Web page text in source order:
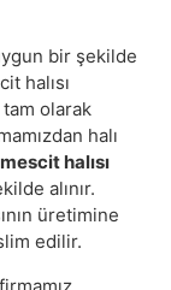
bir şekilde
halısı
tam olarak
halı
mescit halısı
alınır.
üretimine
edilir.